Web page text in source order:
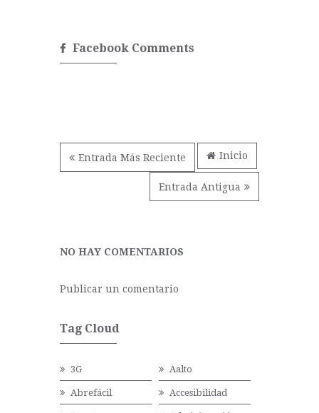
Facebook Comments
Entrada Más Reciente
Entrada Antigua
Inicio
NO HAY COMENTARIOS
Publicar un comentario
Tag Cloud
3G Aalto
Abrefácil Accesibilidad